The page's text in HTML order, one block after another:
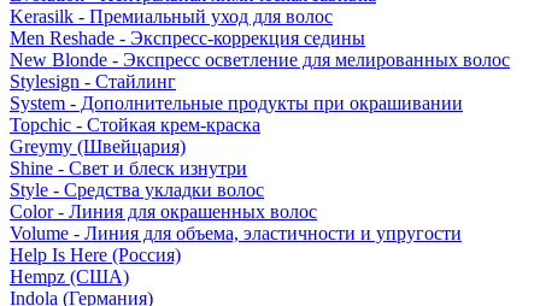
Kerasilk - Премиальный уход для волос
Men Reshade - Экспресс-коррекция седины
New Blonde - Экспресс осветление для мелированных волос
Stylesign - Стайлинг
System - Дополнительные продукты при окрашивании
Topchic - Стойкая крем-краска
Greymy (Швейцария)
Shine - Свет и блеск изнутри
Style - Средства укладки волос
Color - Линия для окрашенных волос
Volume - Линия для объема, эластичности и упругости
Help Is Here (Россия)
Hempz (США)
Indola (Германия)